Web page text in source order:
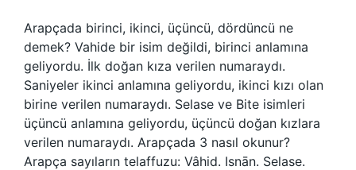
Arapçada birinci, ikinci, üçüncü, dördüncü ne
demek? Vahide bir isim değildi, birinci anlamına
geliyordu. İlk doğan kıza verilen numaraydı.
Saniyeler ikinci anlamına geliyordu, ikinci kızı olan
birine verilen numaraydı. Selase ve Bite isimleri
üçüncü anlamına geliyordu, üçüncü doğan kızlara
verilen numaraydı. Arapçada 3 nasıl okunur?
Arapça sayıların telaffuzu: Vâhid. Isnān. Selase.